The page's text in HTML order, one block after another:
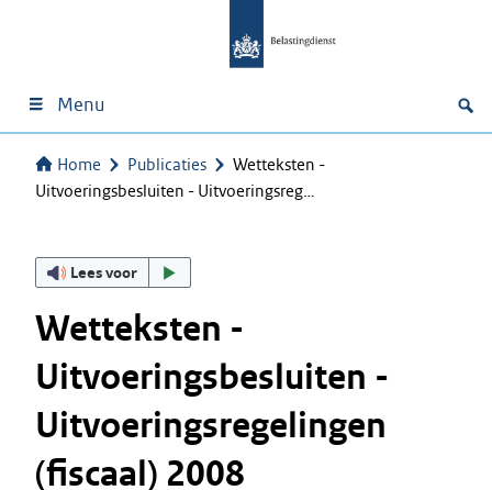
Menu
Home Publicaties
Wetteksten -
Uitvoeringsbesluiten - Uitvoeringsreg…
Lees voor
Wetteksten -
Uitvoeringsbesluiten -
Uitvoeringsregelingen
(fiscaal) 2008